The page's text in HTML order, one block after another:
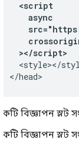
  <script
    async
  ></script>
<style></
</head>
একটি বিজ্ঞাপন স্লট
একটি বিজ্ঞাপন স্লট